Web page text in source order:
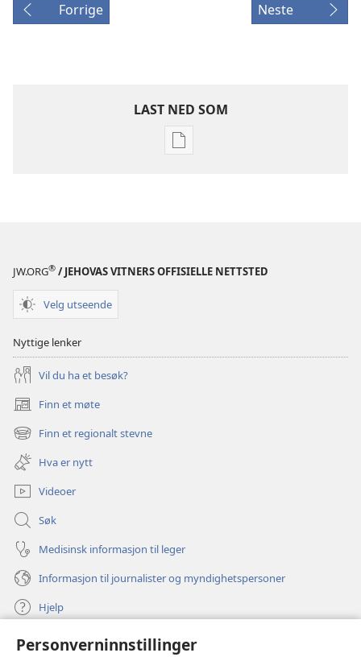
Personverninnstillinger
Forrige Neste
LAST NED SOM
Nedlastingsalternativer
1. mai
JW.ORG® / JEHOVAS VITNERS OFFISIELLE NETTSTED
Velg utseende
Nyttige lenker
Vil du ha et besøk?
Finn et møte
(åpner
nytt
vindu)
Finn et regionalt stevne
(åpner
nytt
vindu)
Hva er nytt
Videoer
Søk
Medisinsk informasjon til leger
Informasjon til journalister og myndighetspersoner
Hjelp
Bidrag